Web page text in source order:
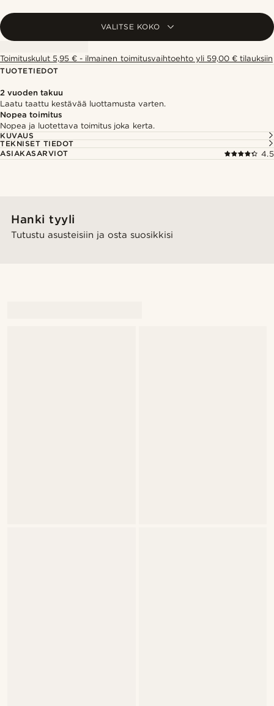
VALITSE KOKO
Toimituskulut 5,95 € - ilmainen toimitusvaihtoehto yli 59,00 € tilauksiin
TUOTETIEDOT
2 vuoden takuu
Laatu taattu kestävää luottamusta varten.
Nopea toimitus
Nopea ja luotettava toimitus joka kerta.
KUVAUS
TEKNISET TIEDOT
ASIAKASARVIOT
4.5
Hanki tyyli
Tutustu asusteisiin ja osta suosikkisi